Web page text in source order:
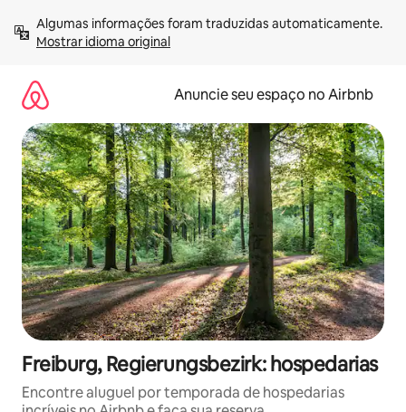
para
Mostrar idioma original
Anuncie seu espaço no Airbnb
Freiburg, Regierungsbezirk: hospedarias
Encontre aluguel por temporada de hospedarias